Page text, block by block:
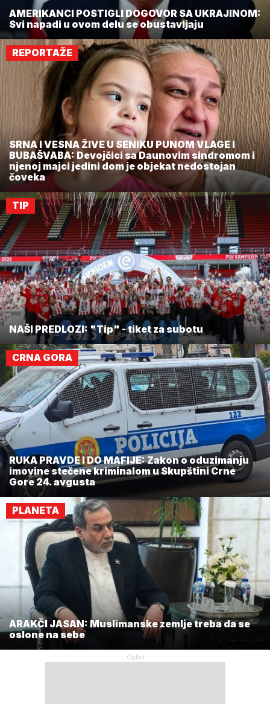
AMERIKANCI POSTIGLI DOGOVOR SA UKRAJINOM:
Svi napadi u ovom delu se obustavljaju
REPORTAŽE
SRNA I VESNA ŽIVE U SENIKU PUNOM VLAGE I
BUBAŠVABA: Devojčici sa Daunovim sindromom i
njenoj majci jedini dom je objekat nedostojan
čoveka
TIP
NAŠI PREDLOZI: "Tip" - tiket za subotu
CRNA GORA
RUKA PRAVDE I DO MAFIJE: Zakon o oduzimanju
imovine stečene kriminalom u Skupštini Crne
Gore 24. avgusta
PLANETA
ARAKČI JASAN: Muslimanske zemlje treba da se
oslone na sebe